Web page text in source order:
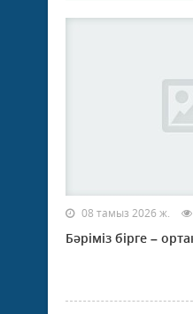
08 тамыз 2026 ж.
Бәріміз бірге –